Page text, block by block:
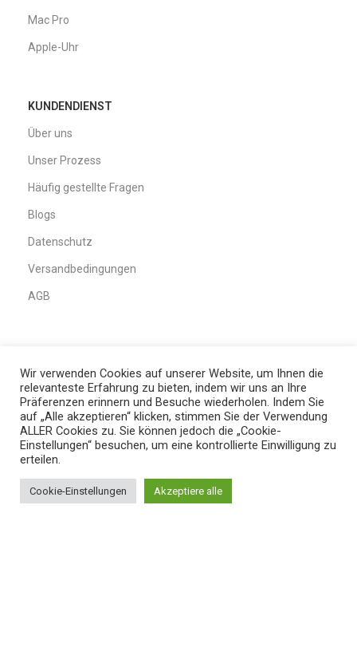
Mac Pro
Apple-Uhr
KUNDENDIENST
Über uns
Unser Prozess
Häufig gestellte Fragen
Blogs
Datenschutz
Versandbedingungen
AGB
Home
Shop
Mein Konto
Warenkorb
Wunschliste
Wir verwenden Cookies auf unserer Website, um Ihnen die
relevanteste Erfahrung zu bieten, indem wir uns an Ihre
Präferenzen erinnern und Besuche wiederholen. Indem Sie
auf „Alle akzeptieren“ klicken, stimmen Sie der Verwendung
ALLER Cookies zu. Sie können jedoch die „Cookie-
Einstellungen“ besuchen, um eine kontrollierte Einwilligung zu
erteilen.
Cookie-Einstellungen Akzeptiere alle
0